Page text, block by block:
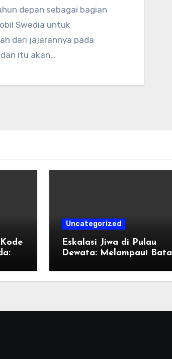
depan sebagai bagian
Swedia untuk
dari jajarannya pada
itu akan…
Uncategorized
Eskalasi Jiwa di Pulau
Dewata: Melampaui Batas
Tahun 2026